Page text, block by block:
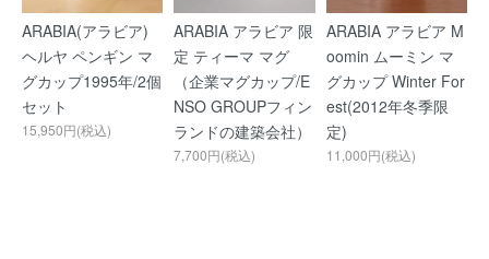
ARABIA(アラビア)
ヘルヤ ペンギン マ
グカップ1995年/2個
セット
15,950円(税込)
ARABIA アラビア 限
定 ティーマ マグ
（企業マグカップ/E
NSO GROUPフィン
ランドの建築会社）
7,700円(税込)
ARABIA アラビア M
oomin ムーミン マ
グカップ Winter For
est(2012年冬季限
定)
11,000円(税込)